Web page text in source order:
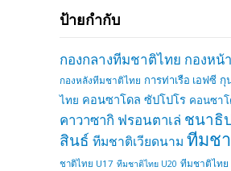
ป้ายกำกับ
กองกลางทีมชาติไทย กองหน้
กองหลังทีมชาติไทย การท่าเรือ เอฟซี กุ
ไทย คอนซาโดล ซัปโปโร คอนซาโ
คาวาซากิ ฟรอนตาเล่ ชนาธิ
สินธ์ ทีมชาติเวียดนาม ทีมช
ชาติไทย U17 ทีมชาติไทย U20 ทีมชาติไทย